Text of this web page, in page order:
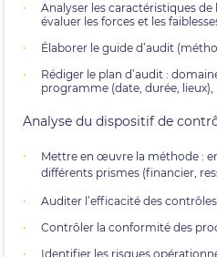
Analyser les caractéristiques
évaluer les forces et les
Élaborer le guide d’audit
Rédiger le plan d’audit :
programme (date, durée,
Analyse du dispositif de
Mettre en œuvre la méthode :
différents prismes (financier,
Auditer l’efficacité des
Contrôler la conformité des
Identifier les risques